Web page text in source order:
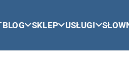
BLOG SKLEP USŁUGI